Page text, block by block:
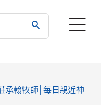
承翰牧師│每日親近神